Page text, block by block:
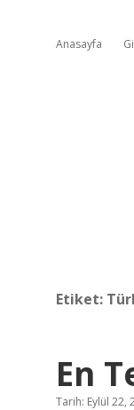
Anasayfa
Etiket:
En
Tarih: Eylül 22,